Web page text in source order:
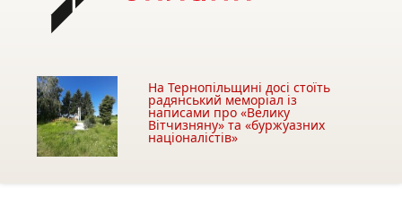
На Тернопільщині досі стоїть
радянський меморіал із
написами про «Велику
Вітчизняну» та «буржуазних
націоналістів»